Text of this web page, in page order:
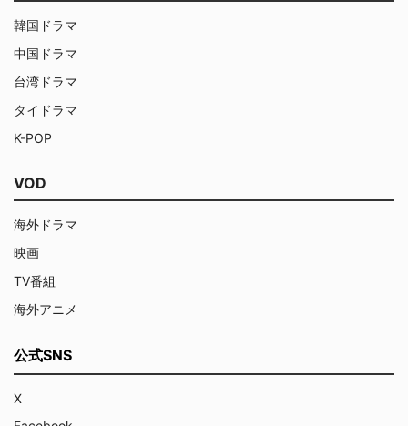
韓国ドラマ
中国ドラマ
台湾ドラマ
タイドラマ
K-POP
VOD
海外ドラマ
映画
TV番組
海外アニメ
公式SNS
X